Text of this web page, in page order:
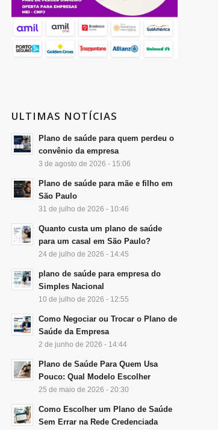
ULTIMAS NOTÍCIAS
Plano de saúde para quem perdeu o
convênio da empresa
3 de agosto de 2026 - 15:06
Plano de saúde para mãe e filho em
São Paulo
31 de julho de 2026 - 10:46
Quanto custa um plano de saúde
para um casal em São Paulo?
24 de julho de 2026 - 14:45
plano de saúde para empresa do
Simples Nacional
10 de julho de 2026 - 12:55
Como Negociar ou Trocar o Plano de
Saúde da Empresa
2 de junho de 2026 - 14:44
Plano de Saúde Para Quem Usa
Pouco: Qual Modelo Escolher
25 de maio de 2026 - 20:30
Como Escolher um Plano de Saúde
Sem Errar na Rede Credenciada